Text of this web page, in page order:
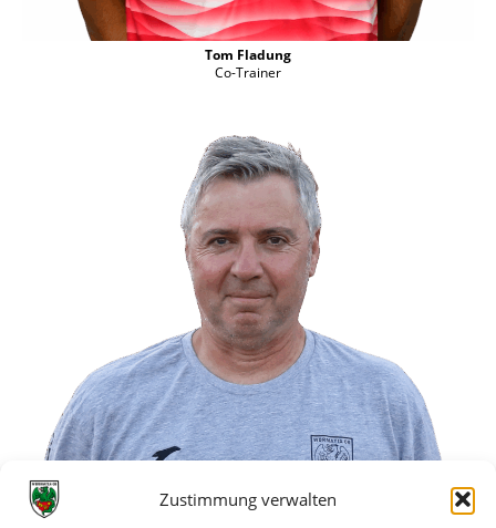
Zustimmung verwalten
Tom Fladung
Co-Trainer